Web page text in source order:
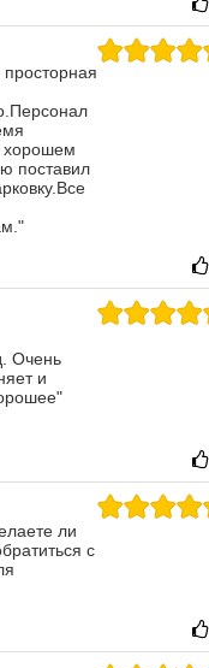
хорошем
поставил
Очень
и
ли
с